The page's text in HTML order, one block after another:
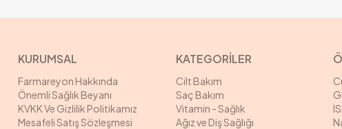
KURUMSAL
Farmareyon Hakkında
Önemli Sağlık Beyanı
KVKK Ve Gizlilik Politikamız
Mesafeli Satış Sözleşmesi
KATEGORİLER
Cilt Bakım
Saç Bakım
Vitamin - Sağlık
Ağız ve Diş Sağlığı